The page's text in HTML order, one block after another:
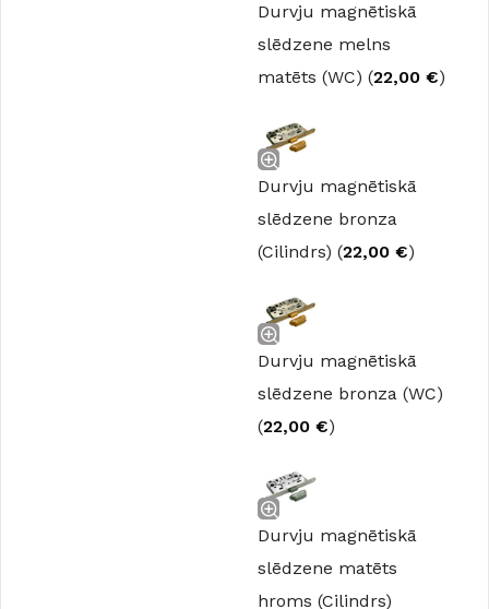
Durvju magnētiskā
slēdzene melns
matēts (WC) (22,00 €)
Durvju magnētiskā
slēdzene bronza
(Cilindrs) (22,00 €)
Durvju magnētiskā
slēdzene bronza (WC)
(22,00 €)
Durvju magnētiskā
slēdzene matēts
hroms (Cilindrs)